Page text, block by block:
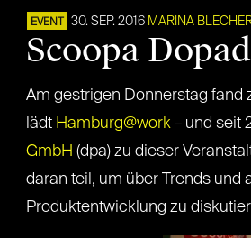
EVENT 30. SEP. 2016 MARINA
Scoopa
Am gestrigen Donnerstag fand
lädt Hamburg@work– und seit
GmbH (dpa) zu dieser
daran teil, um über Trends und
Produktentwicklung zu